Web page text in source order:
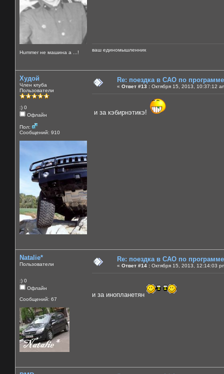
Нummer не машина а ...! ваш единомышленник
Худой
Член клуба
Пользователи
:) 0
Офлайн
Пол:
Сообщений: 910
Re: поездка в САО по
« Ответ #13 : Октября 15, 2013, 10:37:12
и за кэбирнэтикэ!
Natalie*
Пользователи
:) 0
Офлайн
Сообщений: 67
Re: поездка в САО по
« Ответ #14 : Октября 15, 2013, 12:14:03
и за инопланетян